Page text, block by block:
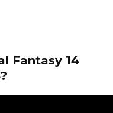
Fantasy 14